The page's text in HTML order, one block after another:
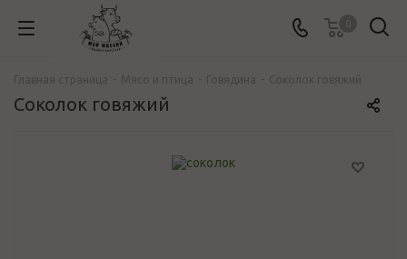
Соколок говяжий